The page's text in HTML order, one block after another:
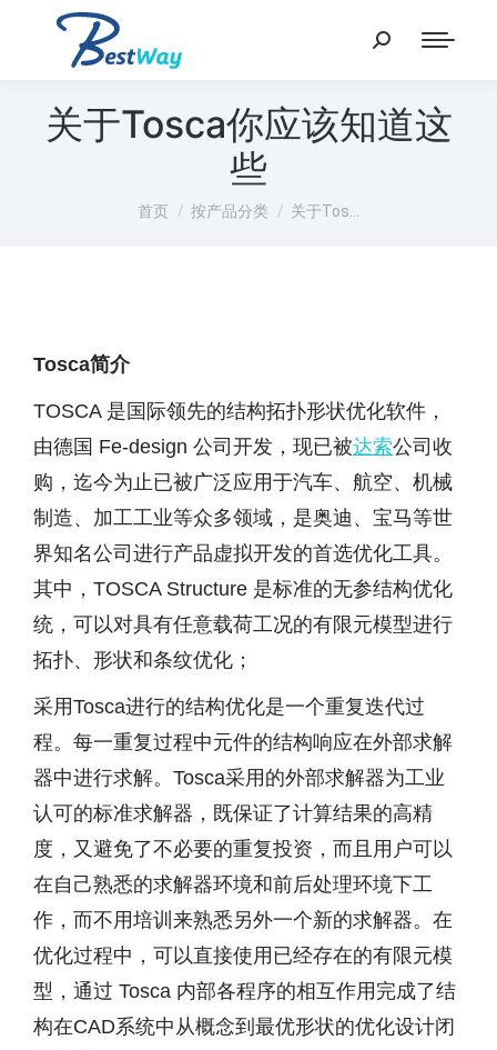
关于Tosca你应该知道这
些
您在这里：
首页 按产品分类 关于Tos…
Tosca简介
TOSCA 是国际领先的结构拓扑形状优化软件，
由德国 Fe-design 公司开发，现已被达索公司收
购，迄今为止已被广泛应用于汽车、航空、机械
制造、加工工业等众多领域，是奥迪、宝马等世
界知名公司进行产品虚拟开发的首选优化工具。
其中，TOSCA Structure 是标准的无参结构优化
统，可以对具有任意载荷工况的有限元模型进行
拓扑、形状和条纹优化；
采用Tosca进行的结构优化是一个重复迭代过
程。每一重复过程中元件的结构响应在外部求解
器中进行求解。Tosca采用的外部求解器为工业
认可的标准求解器，既保证了计算结果的高精
度，又避免了不必要的重复投资，而且用户可以
在自己熟悉的求解器环境和前后处理环境下工
作，而不用培训来熟悉另外一个新的求解器。在
优化过程中，可以直接使用已经存在的有限元模
型，通过 Tosca 内部各程序的相互作用完成了结
构在CAD系统中从概念到最优形状的优化设计闭